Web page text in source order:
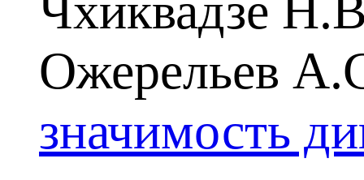
Ожерельев
значимость